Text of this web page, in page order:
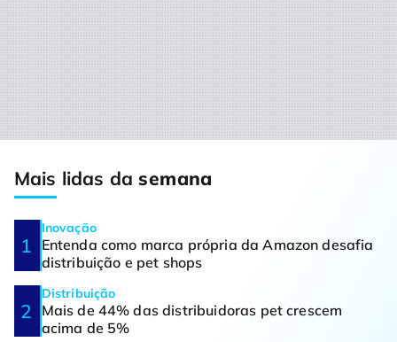
Mais lidas dasemana
Inovação
Entenda como marca própria da Amazon desafia
distribuição e pet shops
Distribuição
Mais de 44% das distribuidoras pet crescem
acima de 5%